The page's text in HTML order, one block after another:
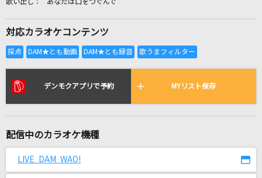
全国りれき
リアルタイムで歌われている曲の一覧
樹)、乙狩アドニス(CV.羽多野渉)
[生音]水平線
あなたは口をつぐんで
対応カラオケコンテンツ
デンモクアプリで予約 MYリスト保存
配信中のカラオケ機種
LIVE DAM WAO!